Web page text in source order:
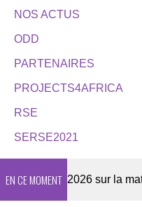
NOS ACTUS
ODD
PARTENAIRES
PROJECTS4AFRICA
RSE
SERSE2021
EN CE MOMENT2026 sur la